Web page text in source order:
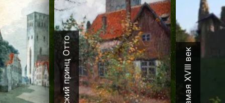
Датский принц Отто Каламая XVIII век